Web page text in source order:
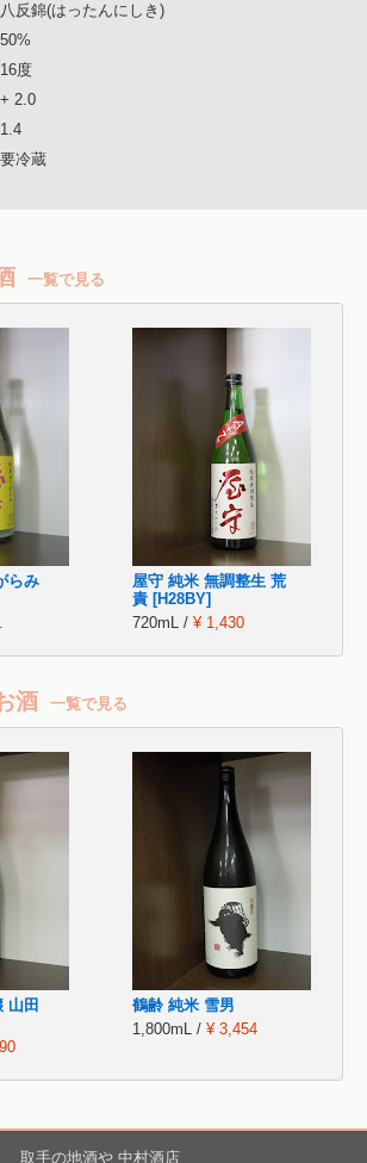
八反錦(はったんにしき)
50%
16度
+ 2.0
1.4
要冷蔵
一覧で見る
らみ
屋守 純米 無調整生 荒
責 [H28BY]
720mL / ¥ 1,430
酒 一覧で見る
山田
鶴齢 純米 雪男
1,800mL / ¥ 3,454
取手の地酒や 中村酒店